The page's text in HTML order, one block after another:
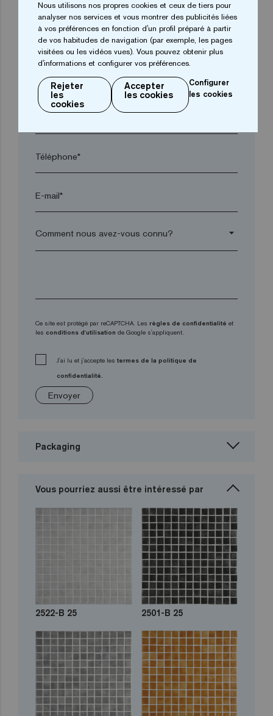
Ville*
Code postal*
Téléphone*
E-mail*
arrow_drop_down
Ce site est protégé par reCAPTCHA. Les règles de confidentialité et
les conditions d'utilisation de Google s'appliquent.
J'ai lu et j'accepte les termes de la politique de
confidentialité.
Envoyer
Packaging
Vous pourriez aussi être intéressé par
2522-B 25 2501-B 25
Nous utilisons nos propres cookies et ceux de tiers pour
analyser nos services et vous montrer des publicités liées
à vos préférences en fonction d'un profil préparé à partir
de vos habitudes de navigation (par exemple, les pages
visitées ou les vidéos vues). Vous pouvez obtenir plus
d'informations et configurer vos préférences.
Rejeter
les
cookies
Accepter
les cookies
Configurer
les cookies